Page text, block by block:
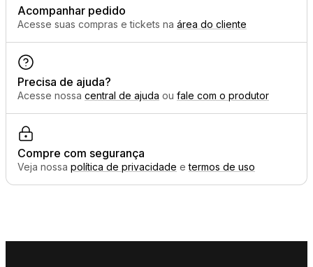
Acompanhar pedido
Acesse suas compras e tickets na área do cliente
Precisa de ajuda?
Acesse nossa central de ajuda ou fale com o produtor
Compre com segurança
Veja nossa política de privacidade etermos de uso